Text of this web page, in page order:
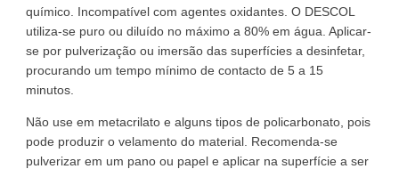
químico. Incompatível com agentes oxidantes. O DESCOL
utiliza-se puro ou diluído no máximo a 80% em água. Aplicar-
se por pulverização ou imersão das superfícies a desinfetar,
procurando um tempo mínimo de contacto de 5 a 15
minutos.
Não use em metacrilato e alguns tipos de policarbonato, pois
pode produzir o velamento do material. Recomenda-se
pulverizar em um pano ou papel e aplicar na superfície a ser